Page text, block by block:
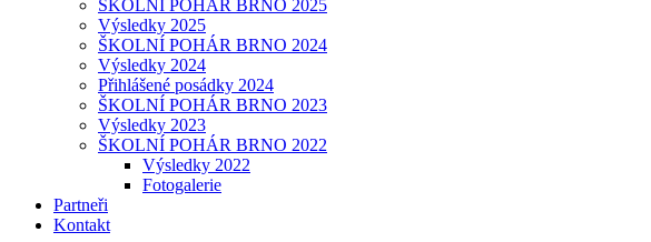
ŠKOLNÍ POHÁR BRNO 2025
Výsledky 2025
ŠKOLNÍ POHÁR BRNO 2024
Výsledky 2024
Přihlášené posádky 2024
ŠKOLNÍ POHÁR BRNO 2023
Výsledky 2023
ŠKOLNÍ POHÁR BRNO 2022
Výsledky 2022
Fotogalerie
Partneři
Kontakt